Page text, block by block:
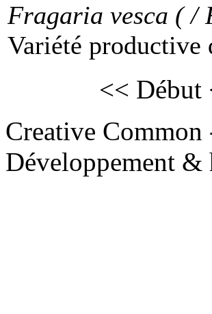
Fragaria vesca ( /
Variété productive
<< Début
Creative Common
Développement &